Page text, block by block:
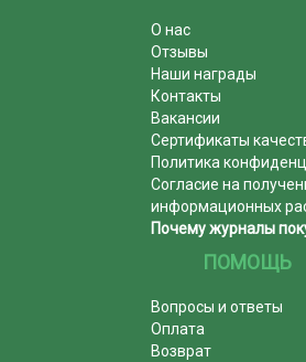
О нас
Отзывы
Наши награды
Контакты
Вакансии
Сертификаты
Политика
Согласие на
информационных
Почему журналы
ПОМОЩЬ
Вопросы и ответы
Оплата
Возврат